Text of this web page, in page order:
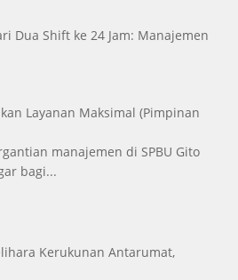
Dua Shift ke 24 Jam: Manajemen
Layanan Maksimal (Pimpinan
manajemen di SPBU Gito
bagi...
Kerukunan Antarumat,